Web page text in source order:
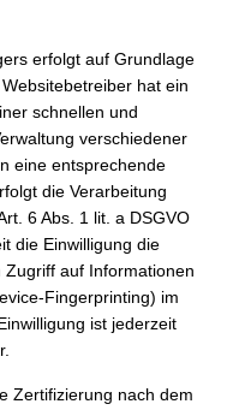
erfolgt auf Grundlage
hat ein
schnellen und
verschiedener
eine entsprechende
die Verarbeitung
6 Abs. 1 lit. a DSGVO
die Einwilligung die
auf Informationen
Fingerprinting) im
ist jederzeit
Zertifizierung nach dem